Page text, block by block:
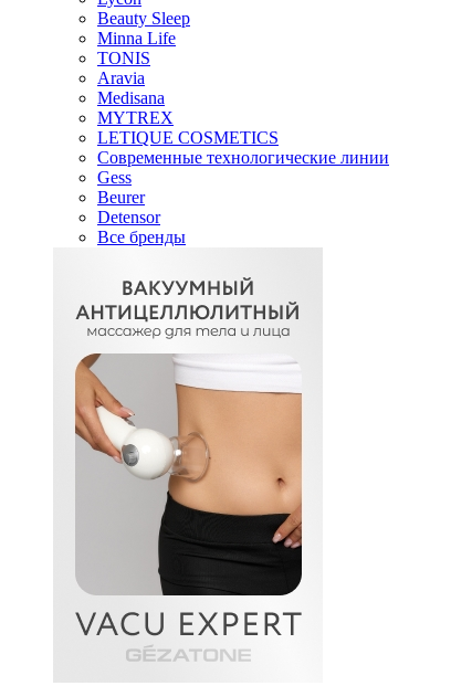
Beauty Sleep
Minna Life
TONIS
Aravia
Medisana
MYTREX
LETIQUE COSMETICS
Современные технологические линии
Gess
Beurer
Detensor
Все бренды